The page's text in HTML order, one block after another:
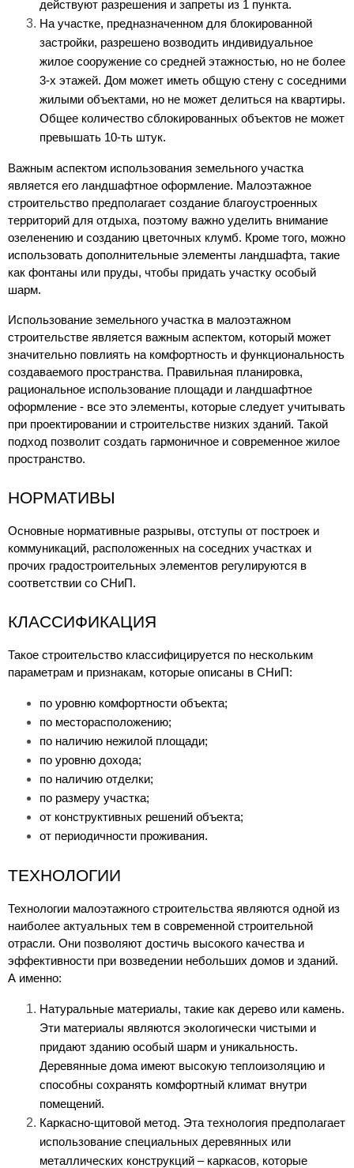
действуют разрешения и запреты из 1 пункта.
На участке, предназначенном для блокированной
застройки, разрешено возводить индивидуальное
жилое сооружение со средней этажностью, но не более
3-х этажей. Дом может иметь общую стену с соседними
жилыми объектами, но не может делиться на квартиры.
Общее количество сблокированных объектов не может
превышать 10-ть штук.
Важным аспектом использования земельного участка
является его ландшафтное оформление. Малоэтажное
строительство предполагает создание благоустроенных
территорий для отдыха, поэтому важно уделить внимание
озеленению и созданию цветочных клумб. Кроме того, можно
использовать дополнительные элементы ландшафта, такие
как фонтаны или пруды, чтобы придать участку особый
шарм.
Использование земельного участка в малоэтажном
строительстве является важным аспектом, который может
значительно повлиять на комфортность и функциональность
создаваемого пространства. Правильная планировка,
рациональное использование площади и ландшафтное
оформление - все это элементы, которые следует учитывать
при проектировании и строительстве низких зданий. Такой
подход позволит создать гармоничное и современное жилое
пространство.
НОРМАТИВЫ
Основные нормативные разрывы, отступы от построек и
коммуникаций, расположенных на соседних участках и
прочих градостроительных элементов регулируются в
соответствии со СНиП.
КЛАССИФИКАЦИЯ
Такое строительство классифицируется по нескольким
параметрам и признакам, которые описаны в СНиП:
по уровню комфортности объекта;
по месторасположению;
по наличию нежилой площади;
по уровню дохода;
по наличию отделки;
по размеру участка;
от конструктивных решений объекта;
от периодичности проживания.
ТЕХНОЛОГИИ
Технологии малоэтажного строительства являются одной из
наиболее актуальных тем в современной строительной
отрасли. Они позволяют достичь высокого качества и
эффективности при возведении небольших домов и зданий.
А именно:
Натуральные материалы, такие как дерево или камень.
Эти материалы являются экологически чистыми и
придают зданию особый шарм и уникальность.
Деревянные дома имеют высокую теплоизоляцию и
способны сохранять комфортный климат внутри
помещений.
Каркасно-щитовой метод. Эта технология предполагает
использование специальных деревянных или
металлических конструкций – каркасов, которые